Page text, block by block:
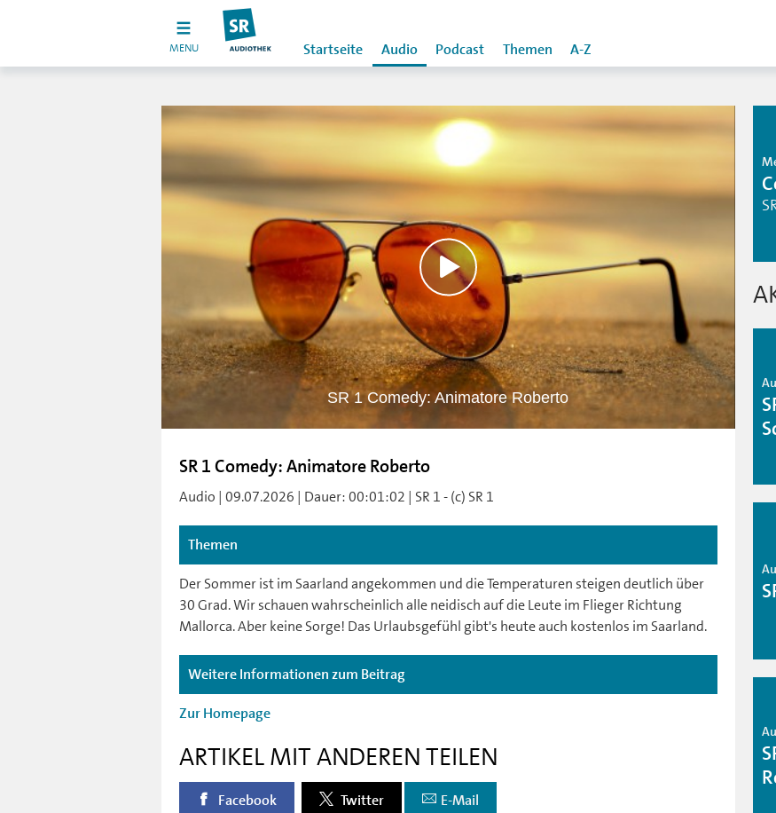
MENU Startseite Audio Podcast Themen A-Z
SR 1 Comedy: Animatore Roberto
SR 1 Comedy: Animatore Roberto
Audio | 09.07.2026 | Dauer: 00:01:02 | SR 1 - (c) SR 1
Themen
Der Sommer ist im Saarland angekommen und die Temperaturen steigen deutlich über
30 Grad. Wir schauen wahrscheinlich alle neidisch auf die Leute im Flieger Richtung
Mallorca. Aber keine Sorge! Das Urlaubsgefühl gibt's heute auch kostenlos im Saarland.
Weitere Informationen zum Beitrag
Zur Homepage
ARTIKEL MIT ANDEREN TEILEN
Facebook Twitter E-Mail